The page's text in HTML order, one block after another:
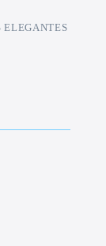
ELEGANTES